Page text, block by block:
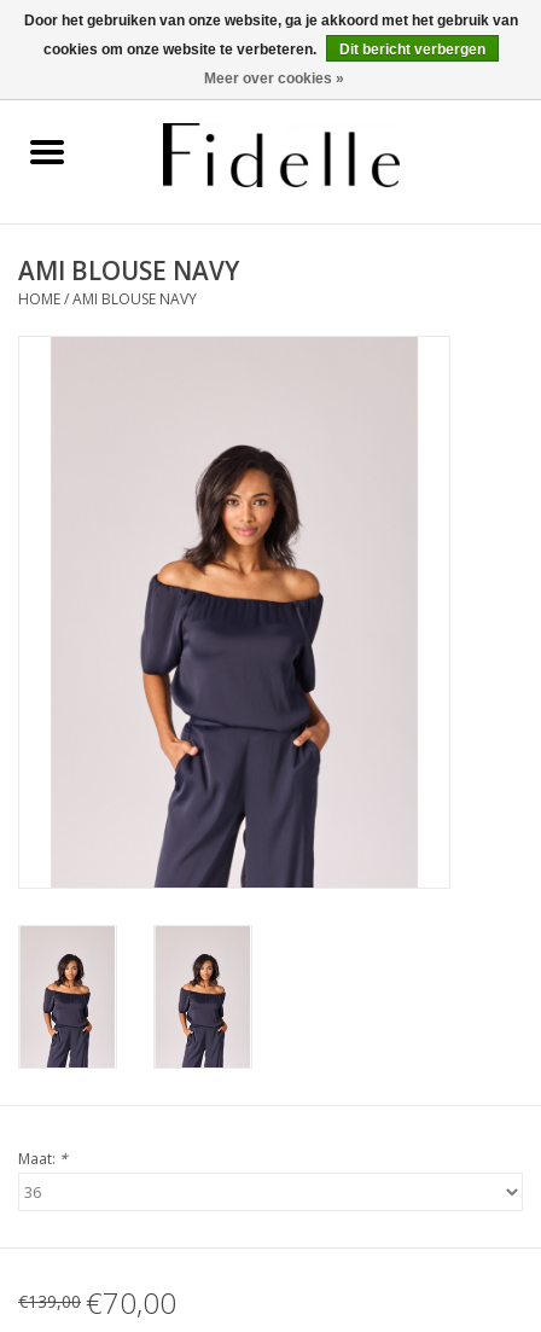
0 Artikelen - €0,00
AMI BLOUSE NAVY
HOME/AMI BLOUSE NAVY
Maat: *
€139,00 €70,00
Door het gebruiken van onze website, ga je akkoord met het gebruik van
cookies om onze website te verbeteren.
Dit bericht verbergen
Meer over cookies »